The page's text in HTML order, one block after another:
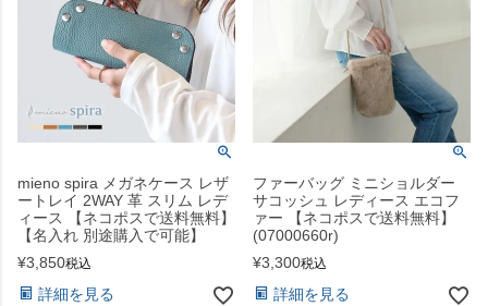
mieno spira メガネケース レザ
ートレイ 2WAY 革 スリム レデ
ィース 【ネコポスで送料無料】
【名入れ 別途購入で可能】
¥3,850税込
詳細を見る
ファーバッグ ミニショルダー
サコッシュ レディース エコフ
ァー 【ネコポスで送料無料】
(07000660r)
¥3,300税込
詳細を見る